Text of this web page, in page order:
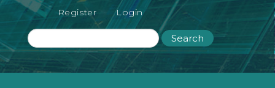
Register Login
Search